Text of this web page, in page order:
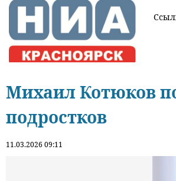
Михаил Котюков
подростков
11.03.2026 09:11